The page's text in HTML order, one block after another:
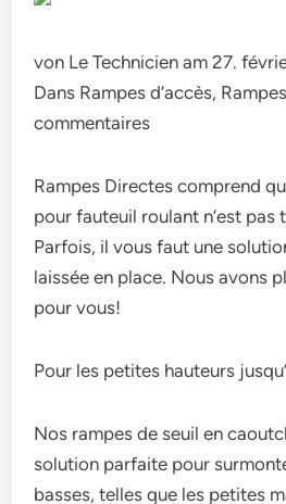
von Le Technicien am 27.
Dans Rampes d’accès,
commentaires
Rampes Directes comprend
pour fauteuil roulant n’est pas
Parfois, il vous faut une
laissée en place. Nous avons
pour vous!
Pour les petites hauteurs
Nos rampes de seuil en
solution parfaite pour
basses, telles que les petites